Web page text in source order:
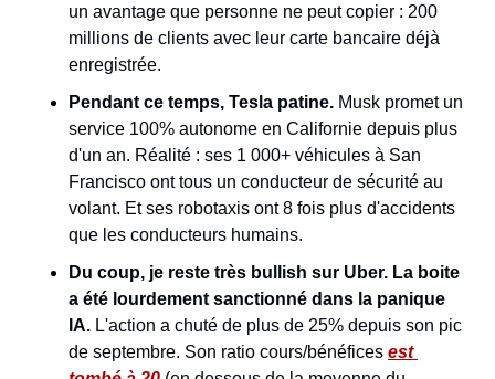
un avantage que personne ne peut copier : 200
millions de clients avec leur carte bancaire déjà
enregistrée.
Pendant ce temps, Tesla patine. Musk promet un
service 100% autonome en Californie depuis plus
d'un an. Réalité : ses 1 000+ véhicules à San
Francisco ont tous un conducteur de sécurité au
volant. Et ses robotaxis ont 8 fois plus d'accidents
que les conducteurs humains.
Du coup, je reste très bullish sur Uber. La boite
a été lourdement sanctionné dans la panique
IA. L'action a chuté de plus de 25% depuis son pic
de septembre. Son ratio cours/bénéfices est